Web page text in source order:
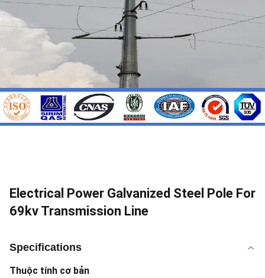
Electrical Power Galvanized Steel Pole For
69kv Transmission Line
Specifications
Thuộc tính cơ bản